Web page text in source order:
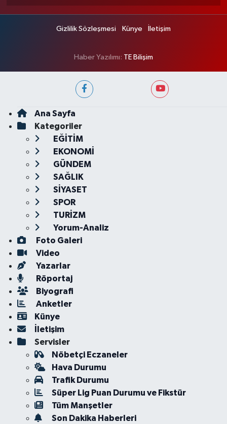
Gizlilik Sözleşmesi Künye İletişim
Haber Yazılımı: TE Bilişim
Ana Sayfa
Kategoriler
EĞİTİM
EKONOMİ
GÜNDEM
SAĞLIK
SİYASET
SPOR
TURİZM
Yorum-Analiz
Foto Galeri
Video
Yazarlar
Röportaj
Biyografi
Anketler
Künye
İletişim
Servisler
Nöbetçi Eczaneler
Hava Durumu
Trafik Durumu
Süper Lig Puan Durumu ve Fikstür
Tüm Manşetler
Son Dakika Haberleri